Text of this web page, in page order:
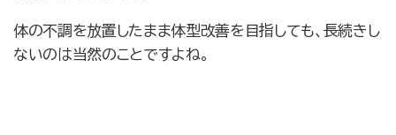
体の不調を放置したまま体型改善を目指しても、長続きし
ないのは当然のことですよね。